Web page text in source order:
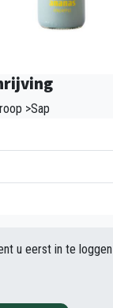
>Sap
u eerst in te